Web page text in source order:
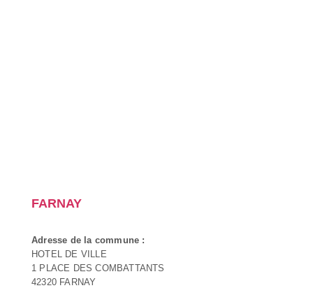
FARNAY
Adresse de la commune :
HOTEL DE VILLE
1 PLACE DES COMBATTANTS
42320 FARNAY